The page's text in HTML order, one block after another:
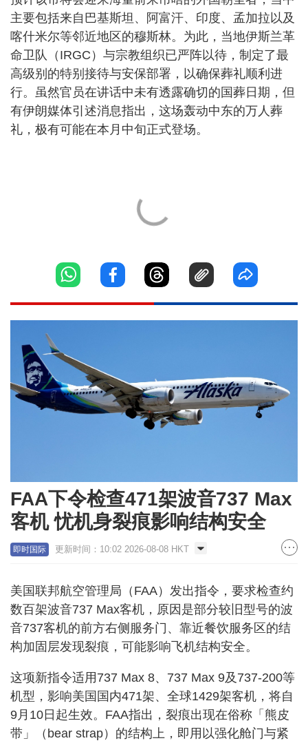
主要包括来自巴基斯坦、阿富汗、印度、孟加拉以及
喀什米尔等邻近地区的穆斯林。为此，当地伊斯兰革
命卫队（IRGC）与宗教组织已严阵以待，制定了最
高级别的特别接待与安保部署，以确保葬礼顺利进
行。虽然官员在讲话中未有透露确切的国葬日期，但
有伊朗媒体引述消息指出，这场轰动中东的万人葬
礼，极有可能在本月中旬正式登场。
FAA下令检查471架波音737 Max
客机 忧机身裂痕影响结构安全
即时国际 更新时间：10:02 2026-08-08 HKT
美国联邦航空管理局（FAA）发出指令，要求检查约
数百架波音737 Max客机，原因是部分较旧型号的波
音737客机的前方右侧服务门、靠近餐饮服务区的结
构加固层发现裂痕，可能影响飞机结构安全。
这项新指令适用737 Max 8、737 Max 9及737-200等
机型，影响美国国内471架、全球1429架客机，将自
9月10日起生效。FAA指出，裂痕出现在俗称「熊皮
带」（bear strap）的结构上，即用以强化舱门与紧